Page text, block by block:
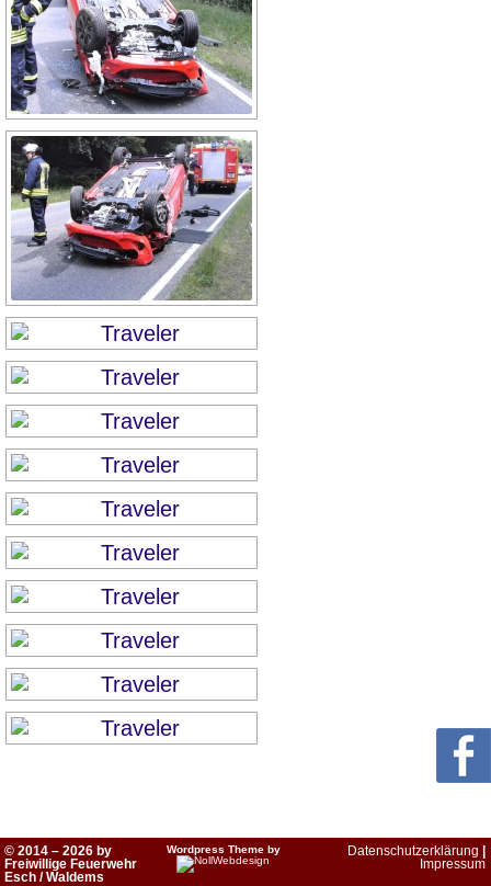
© 2014 – 2026 by
Freiwillige Feuerwehr
Esch / Waldems
Wordpress Theme by Datenschutzerklärung
Impressum